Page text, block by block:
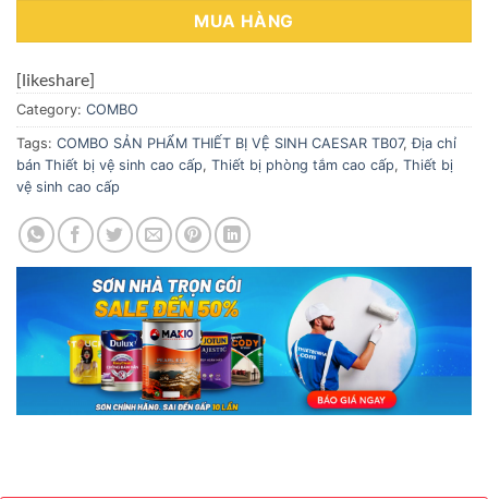
MUA HÀNG
[likeshare]
Category: COMBO
Tags: COMBO SẢN PHẨM THIẾT BỊ VỆ SINH CAESAR TB07,Địa chỉ
bán Thiết bị vệ sinh cao cấp, Thiết bị phòng tắm cao cấp, Thiết bị
vệ sinh cao cấp